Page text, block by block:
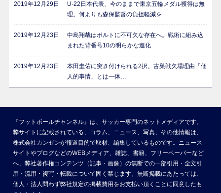
2019年12月29日
U-22日本代表、今のままで東京五輪メダル獲得は無
理。何よりも森保監督の負担軽減を
2019年12月23日
中島翔哉はポルトに不可欠な存在へ。戦術に組み込
まれた背番号10の明らかな進化
2019年12月23日
本田圭佑に突き付けられる2択。古巣戦欠場理由「個
人的事情」とは一体…
『フットボールチャンネル』は、サッカー専門のネットメディアです。
弊サイトに記載されている、コラム、ニュース、写真、その他情報は、
株式会社カンゼンが報道目的で取材、編集しているものです。ニュース
サイトやブログなどのWEBメディア、雑誌、書籍、フリーペーパーなど
へ、弊社著作権コンテンツ（記事・画像）の無断での一部引用・全文引
用・流用・複写・転載について固く禁じます。無断掲載にあたっては、
個人・法人問わず弊社規定の掲載費用をお支払い頂くことに同意したも